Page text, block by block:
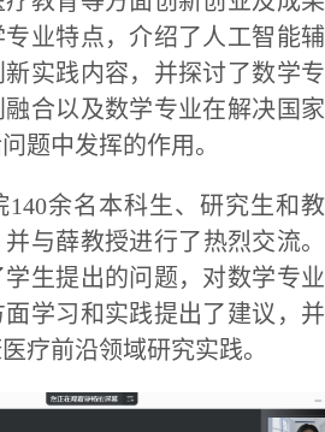
业特点，介绍了人工智能辅
实践内容，并探讨了数学专
合以及数学专业在解决国家
题中发挥的作用。
140余名本科生、研究生和教
并与薛教授进行了热烈交流。
生提出的问题，对数学专业
学习和实践提出了建议，并
疗前沿领域研究实践。